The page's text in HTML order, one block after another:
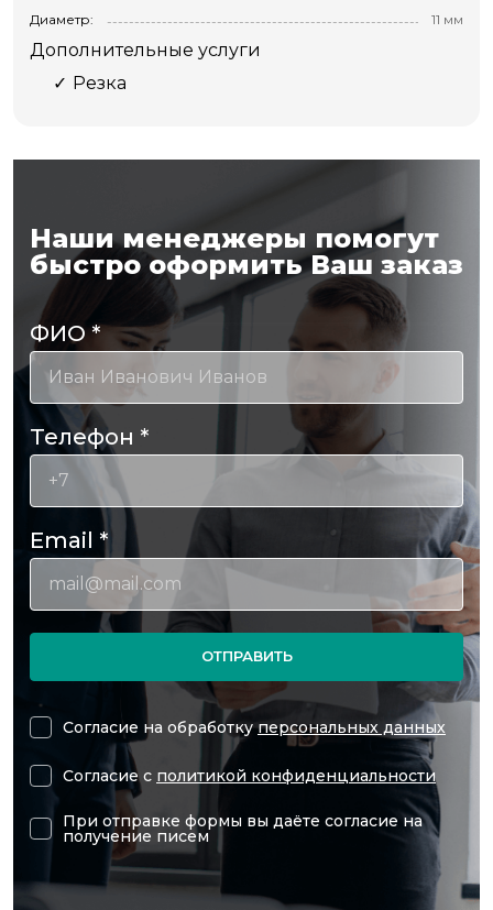
Диаметр:
11 мм
Дополнительные услуги
Резка
Наши менеджеры помогут
быстро оформить Ваш заказ
ФИО*
Телефон *
Email *
ОТПРАВИТЬ
Согласие на обработкуперсональных данных
Согласие с политикой конфиденциальности
При отправке формы вы даёте согласие на
получение писем